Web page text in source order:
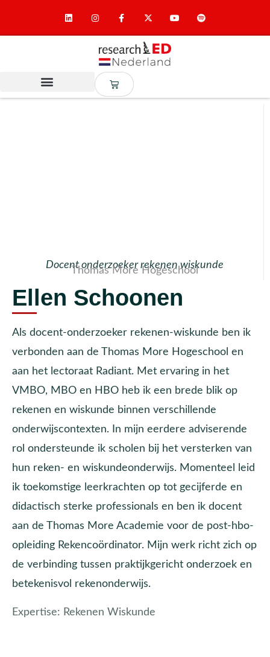
Docent onderzoeker rekenen wiskunde
Thomas More Hogeschool
Ellen Schoonen
Als docent-onderzoeker rekenen-wiskunde ben ik
verbonden aan de Thomas More Hogeschool en
aan het lectoraat Radiant. Met ervaring in het
VMBO, MBO en HBO heb ik een brede blik op
rekenen en wiskunde binnen verschillende
onderwijscontexten. In mijn eerdere adviserende
rol ondersteunde ik scholen bij het versterken van
hun reken- en wiskundeonderwijs. Momenteel leid
ik toekomstige leerkrachten op tot gecijferde en
didactisch sterke professionals en ben ik docent
aan de Thomas More Academie voor de post-hbo-
opleiding Rekencoördinator. Mijn werk richt zich op
de verbinding tussen praktijkgericht onderzoek en
betekenisvol rekenonderwijs.
Expertise: Rekenen Wiskunde